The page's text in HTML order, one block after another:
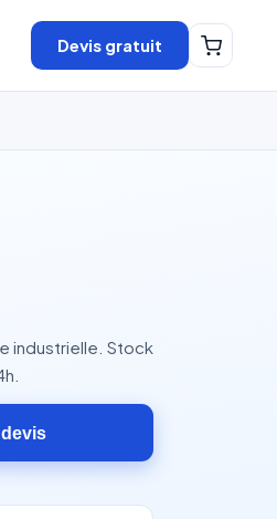
Devis gratuit
industrielle. Stock